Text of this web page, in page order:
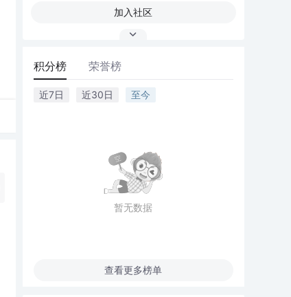
加入社区
积分榜 荣誉榜
近7日 近30日 至今
暂无数据
查看更多榜单